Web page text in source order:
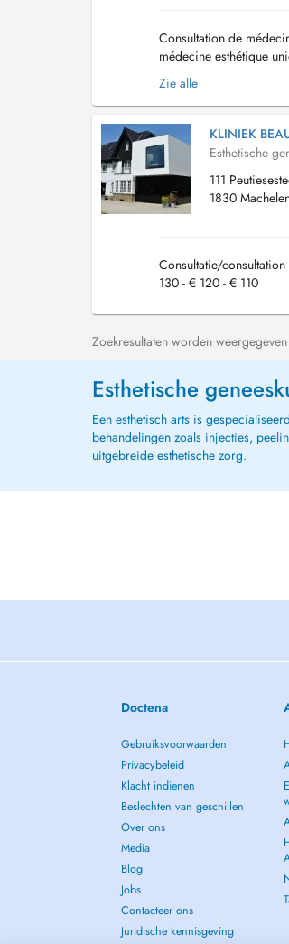
Consultation de
médecine esthétique
psychologue est
Zie alle
KLINIEK
Esthetische
111
1830
Consultatie/
130 - € 120 - € 110
Zoekresultaten worden
Esthetische
Een esthetisch arts is
behandelingen zoals injecties,
uitgebreide esthetische zorg.
Doctena
Gebruiksvoorwaarden
Privacybeleid
Klacht indienen
Beslechten van geschillen
Over ons
Media
Blog
Jobs
Contacteer ons
Juridische kennisgeving